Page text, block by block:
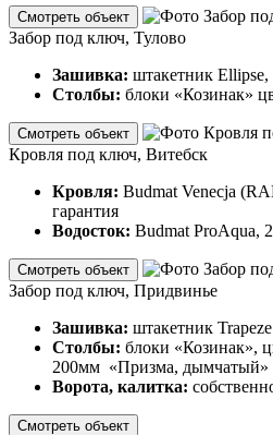
Смотреть объект
Забор под ключ, Тулово
Зашивка: штакетник
Столбы: блоки «Козинак»
Смотреть объект
Кровля под ключ, Витебск
Кровля: Budmat Venecja
гарантия
Водосток: Budmat ProAqua,
Смотреть объект
Забор под ключ, Придвинье
Зашивка: штакетник
Столбы: блоки «Козинак»,
200мм «Призма, дымчатый»
Ворота, калитка:
Смотреть объект